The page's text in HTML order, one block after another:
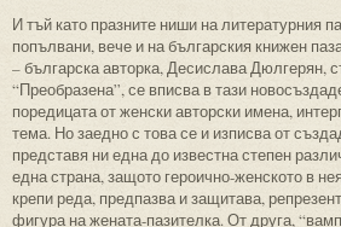
И тъй като празните ниши на литературния
попълвани, вече и на българския книжен
– българска авторка, Десислава Дюлгерян,
“Преобразена”, се вписва в тази
поредицата от женски авторски имена,
тема. Но заедно с това се и изписва от
представя ни една до известна степен
една страна, защото героично-женското в
крепи реда, предпазва и защитава,
фигура на жената-пазителка. От друга,